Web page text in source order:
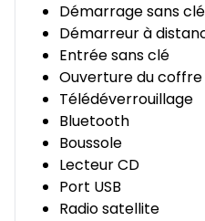
Démarrage sans clé
Démarreur à
Entrée sans clé
Ouverture du
Télédéverrouillage
Bluetooth
Boussole
Lecteur CD
Port USB
Radio satellite